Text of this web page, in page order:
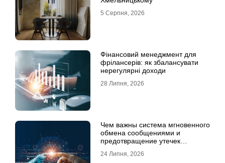
5 Серпня, 2026
Фінансовий менеджмент для
фрілансерів: як збалансувати
нерегулярні доходи
28 Липня, 2026
Чем важны система мгновенного
обмена сообщениями и
предотвращение утечек
24 Липня, 2026